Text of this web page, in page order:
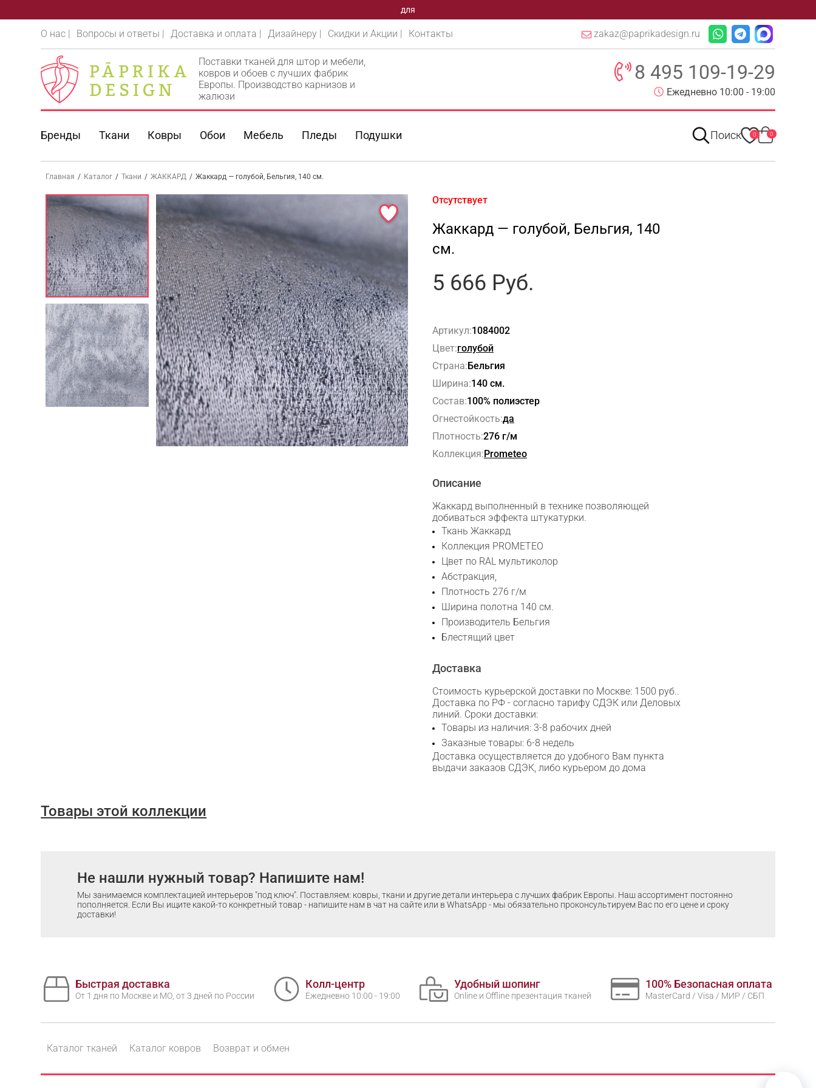
ВАШЕГО
О нас | Вопросы и ответы | Доставка и оплата | Дизайнеру | Скидки и Акции | Контакты zakaz@paprikadesign.ru
Поставки тканей для штор и мебели,
ковров и обоев с лучших фабрик
Европы. Производство карнизов и
жалюзи
8 495 109-19-29
Ежедневно 10:00 - 19:00
Бренды Ткани Ковры Обои Мебель Пледы Подушки Поиск 0 0
Главная / Каталог / Ткани / ЖАККАРД / Жаккард — голубой, Бельгия, 140 см.
Отсутствует
Жаккард — голубой, Бельгия, 140
см.
5 666 Руб.
Артикул:1084002
Цвет:голубой
Страна:Бельгия
Ширина:140 см.
Состав:100% полиэстер
Огнестойкость:да
Плотность:276 г/м
Коллекция:Prometeo
Описание
Жаккард выполненный в технике позволяющей
добиваться эффекта штукатурки.
Ткань Жаккард
Коллекция PROMETEO
Цвет по RAL мультиколор
Абстракция,
Плотность 276 г/м
Ширина полотна 140 см.
Производитель Бельгия
Блестящий цвет
Доставка
Стоимость курьерской доставки по Москве: 1500 руб..
Доставка по РФ - согласно тарифу СДЭК или Деловых
линий. Сроки доставки:
Товары из наличия: 3-8 рабочих дней
Заказные товары: 6-8 недель
Доставка осуществляется до удобного Вам пункта
выдачи заказов СДЭК, либо курьером до дома
Товары этой коллекции
Не нашли нужный товар? Напишите нам!
Мы занимаемся комплектацией интерьеров "под ключ". Поставляем: ковры, ткани и другие детали интерьера с лучших фабрик Европы. Наш ассортимент постоянно
пополняется. Если Вы ищите какой-то конкретный товар - напишите нам в чат на сайте или в WhatsApp - мы обязательно проконсультируем Вас по его цене и сроку
доставки!
Быстрая доставка
От 1 дня по Москве и МО, от 3 дней по России
Колл-центр
Ежедневно 10:00 - 19:00
Удобный шопинг
Online и Offline презентация тканей
100% Безопасная оплата
MasterCard / Visa / МИР / СБП
Каталог тканей Каталог ковров Возврат и обмен
WhatsApp
Telegram